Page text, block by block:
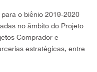
o biênio 2019-2020
no âmbito do Projeto
Comprador e
estratégicas, entre